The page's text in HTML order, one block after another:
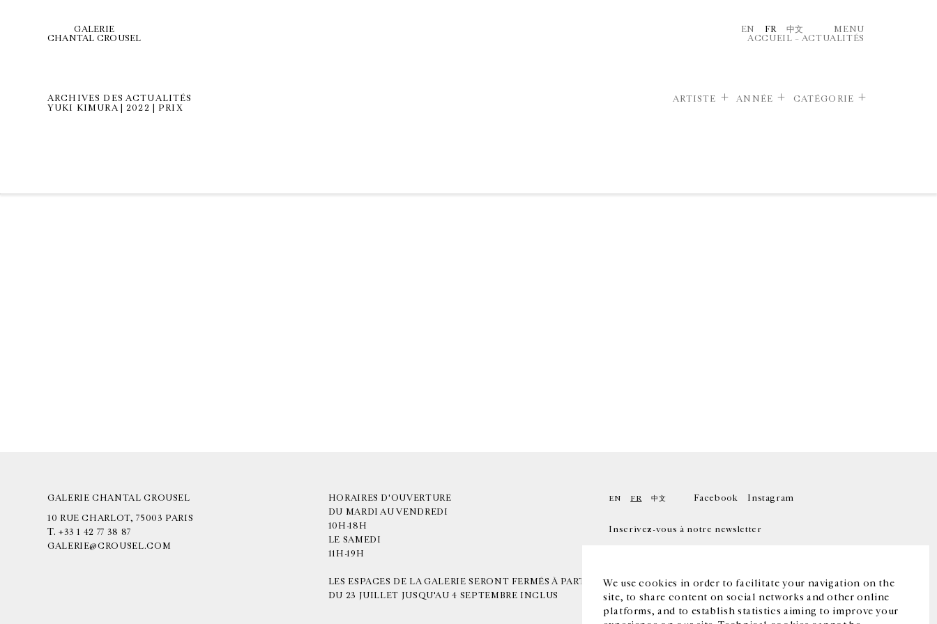
We use cookies in order to facilitate your navigation on the
site, to share content on social networks and other online
platforms, and to establish statistics aiming to improve your
GALERIE
CHANTAL CROUSEL
EN FR 中文
MENU
ACCUEIL – ACTUALITÉS
ARCHIVES DES ACTUALITÉS
YUKI KIMURA | 2022 | PRIX
ARTISTE ANNÉE CATÉGORIE
GALERIE CHANTAL CROUSEL
10 RUE CHARLOT, 75003 PARIS
T. +33 1 42 77 38 87
GALERIE@CROUSEL.COM
HORAIRES D'OUVERTURE
DU MARDI AU VENDREDI
10H-18H
LE SAMEDI
11H-19H
LES ESPACES DE LA GALERIE SERONT FERMÉS À PARTIR
DU 23 JUILLET JUSQU'AU 4 SEPTEMBRE INCLUS
EN FR 中文 Facebook Instagram
Inscrivez-vous à notre newsletter